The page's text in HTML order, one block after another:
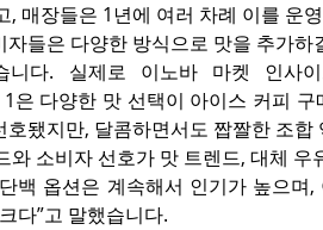
매장들은 1년에 여러 차례 이를 운
들은 다양한 방식으로 맛을 추가하
니다. 실제로 이노바 마켓 인사
은 다양한 맛 선택이 아이스 커피 구
됐지만, 달콤하면서도 짭짤한 조합
소비자 선호가 맛 트렌드, 대체 우
백 옵션은 계속해서 인기가 높으며
다”고 말했습니다.